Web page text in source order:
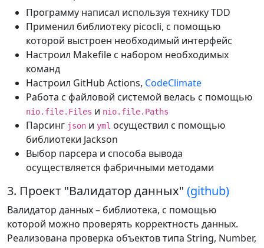
Программу написал используя технику TDD
Применил библиотеку picocli, с помощью
которой выстроен необходимый интерфейс
Настроил Makefile с набором необходимых
команд
Настроил GitHub Actions, CodeClimate
Работа с файловой системой велась с помощью
nio.file.Files и nio.file.Paths
Парсинг json и yml осуществил с помощью
библиотеки Jackson
Выбор парсера и способа вывода
осуществляется фабричными методами
3. Проект "Валидатор данных" (github)
Валидатор данных – библиотека, с помощью
которой можно проверять корректность данных.
Реализована проверка объектов типа String, Number,